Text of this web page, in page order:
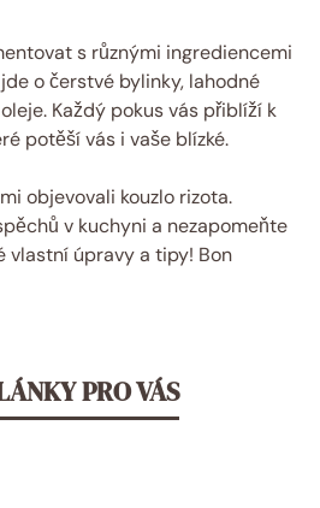
s různými ingrediencemi
o čerstvé bylinky, lahodné
Každý pokus vás přiblíží k
potěší vás i vaše blízké.
objevovali kouzlo rizota.
v kuchyni a nezapomeňte
vlastní úpravy a tipy! Bon
PRO VÁS